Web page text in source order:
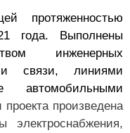
протяженностью
года. Выполнены
инженерных
связи, линиями
автомобильными
произведена
электроснабжения,